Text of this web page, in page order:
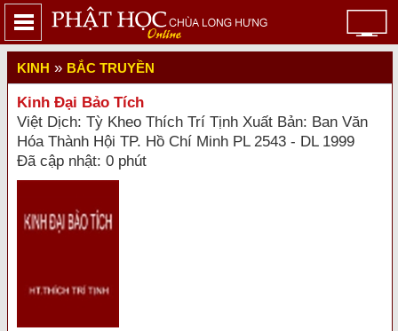
KINH » BẮC TRUYỀN
Kinh Đại Bảo Tích
Việt Dịch: Tỳ Kheo Thích Trí Tịnh Xuất Bản: Ban Văn
Hóa Thành Hội TP. Hồ Chí Minh PL 2543 - DL 1999
Đã cập nhật: 0 phút